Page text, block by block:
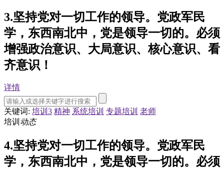
3.坚持党对一切工作的领导。党政军民
学，东西南北中，党是领导一切的。必须
增强政治意识、大局意识、核心意识、看
齐意识！
详情
关键词: 培训3 精神 系统培训 专题培训 老师
培训 动态
4.坚持党对一切工作的领导。党政军民
学，东西南北中，党是领导一切的。必须